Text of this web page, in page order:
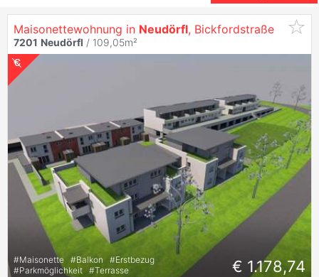
Maisonettewohnung in Neudörfl, Bickfordstraße
7201 Neudörfl / 109,05m²
#Maisonette #Balkon #Erstbezug
#Parkmöglichkeit #Terrasse € 1.178,74